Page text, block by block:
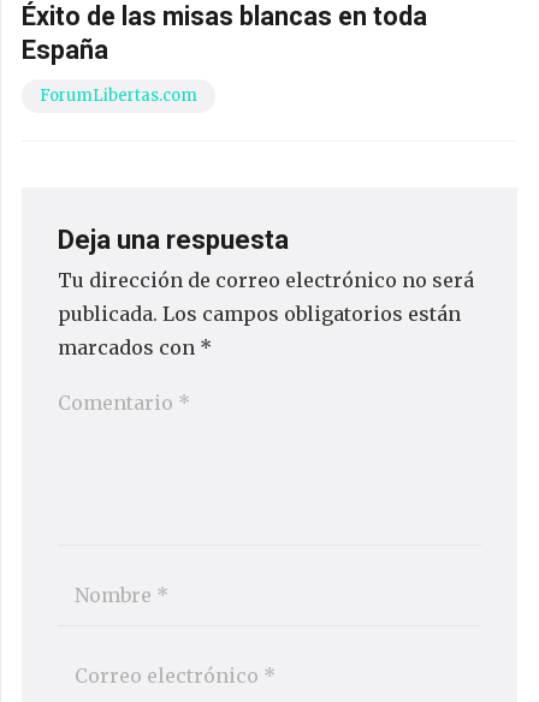
Éxito de las misas blancas en toda
España
ForumLibertas.com
Deja una respuesta
Tu dirección de correo electrónico no será
publicada. Los campos obligatorios están
marcados con *